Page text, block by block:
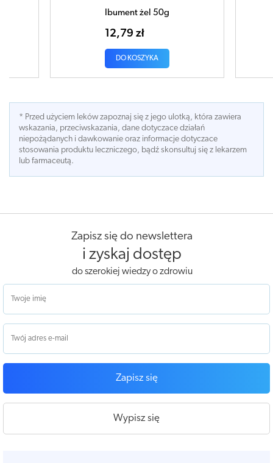
Etodal żel 100g
* Przed użyciem leków zapoznaj się z jego ulotką, która zawiera
wskazania, przeciwskazania, dane dotyczace działań
niepożądanych i dawkowanie oraz informacje dotyczace
stosowania produktu leczniczego, bądź skonsultuj się z lekarzem
lub farmaceutą.
Zapisz się do newslettera
i zyskaj dostęp
do szerokiej wiedzy o zdrowiu
Zapisz się
Wypisz się